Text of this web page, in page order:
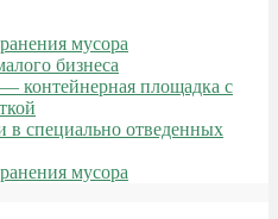
мусора
бизнеса
контейнерная площадка с
в специально отведенных
мусора